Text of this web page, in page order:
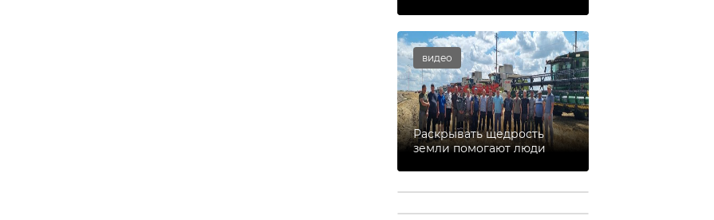
видео
Раскрывать щедрость
земли помогают люди